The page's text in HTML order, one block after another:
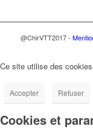
@ChirVTT2017 -
Ce site utilise des
Accepter Refuser
Cookies et